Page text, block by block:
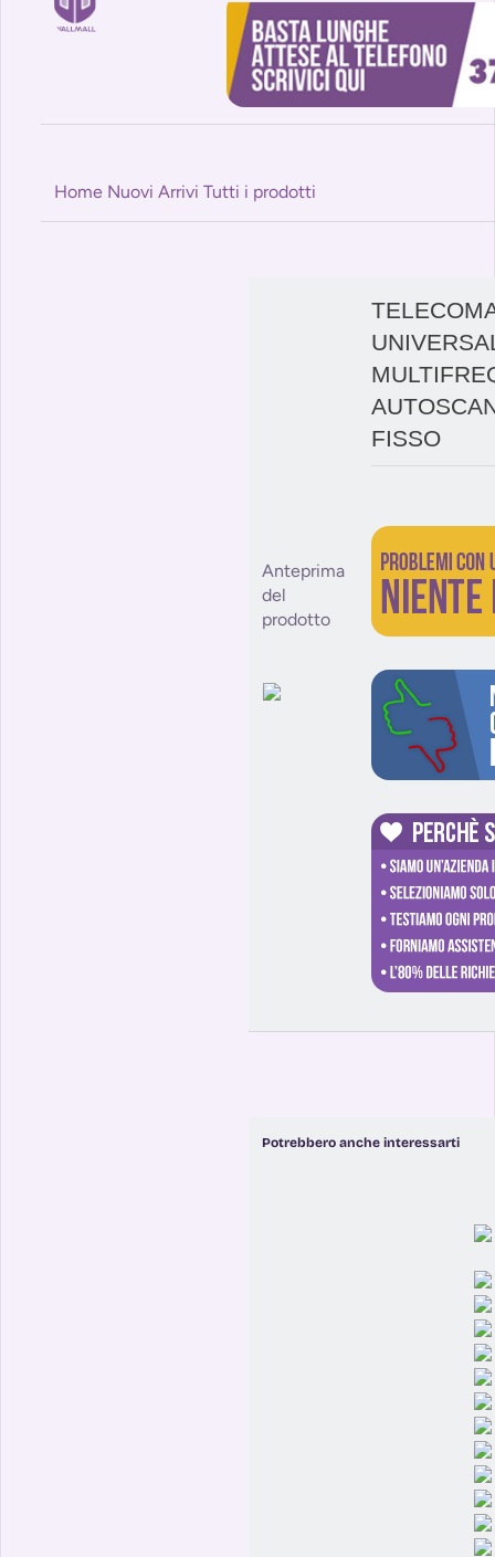
Home Nuovi Arrivi Tutti i prodotti
Anteprima
del
prodotto
FISSO
Potrebbero anche interessarti